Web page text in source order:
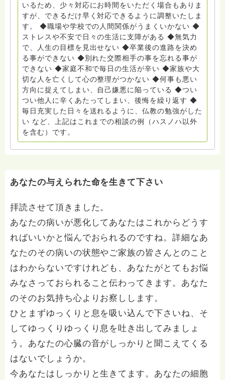
いるため、少々対応にお時間をいただく場合もありま
すが、できるだけ早く対応できるように調整いたしま
す。 ◆職場や学校での人間関係がうまくいかない ◆
ストレスや不安で日々の生活に支障がある ◆無気力
で、人生の目標を見出せない ◆卒業後の進路を決め
る事ができない ◆別れた交際相手の事を忘れる事が
できない ◆家庭不和で毎日の生活が辛い ◆家族や大
切な人を亡くして心の整理がつかない ◆何事も悪い
方向に捉えてしまい、自己嫌悪に陥っている ◆つい
つい他人に辛くあたってしまい、後悔を繰り返す ◆
毎日充実した日々を送れるように、仏教の勉強がした
い など、上記はこれまでの相談の例（ハスノハ以外
を含む）です。
あなたの与えられた命を生きて下さい
拝読させて頂きました。
あなたの病いが悪化してあなたはこれからどうす
ればいいかと悩んでおられるのですね。詳細なあ
なたのその病いの状態やご家族の皆さんとのこと
はわからないですけれども、あなたがとてもお悩
みなさっておられること伝わってきます。あなた
のそのお気持ち心よりお察しします。
ひとまずゆっくりと息を吸い込んで下さいね、そ
してゆっくりゆっくり息を吐き出してみましょ
う。あなたの心臓の音がしっかりと聞こえてくる
はないでしょうか。
今あなたはしっかりと生きてます。あなたの細胞